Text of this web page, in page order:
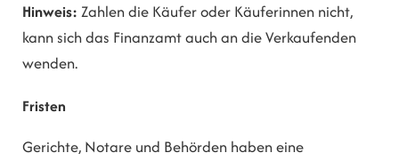
Hinweis: Zahlen die Käufer oder Käuferinnen nicht,
kann sich das Finanzamt auch an die Verkaufenden
wenden.
Fristen
Gerichte, Notare und Behörden haben eine